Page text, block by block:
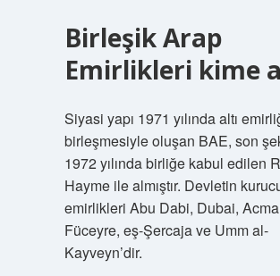
Birleşik Arap
Emirlikleri kime
Siyasi yapı 1971 yılında altı
birleşmesiyle oluşan BAE, son
1972 yılında birliğe kabul edilen
Hayme ile almıştır. Devletin
emirlikleri Abu Dabi, Dubai,
Füceyre, eş-Şercaja ve Umm al-
Kayveyn’dir.